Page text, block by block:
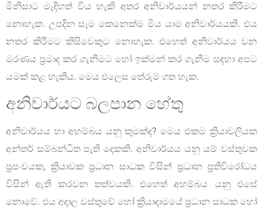
මිනිසාට මැදිහත් විය හැකි අතර අනිවාර්යයන් නතර කිරීමට
නොහැක. උපදින සෑම කෙනෙක්ම මිය යාම අනිවාර්යයකි. එය
නතර කිරීමට කිසිවෙකුට නොහැක. එහෙත් අනිවාර්යය වන
මරණය ප්‍රමාද කර ගැනීමට හෝ ඉක්මන් කර ගැනීම සඳහා අපට
යමක් කළ හැකිය. මෙය එලෙස තේරුම් ගත හැක.
අනිවාර්යට බලපාන හේතු
අනිවාර්යය හා අහම්බය යනු කුමක්ද? මෙය එකම ක්‍රියාවලියක
අන්තර් සම්බන්ධිත පැති දෙකකි. අනිවාර්යය යනු යම් වස්තුවක
ප්‍රපංචයක, ක්‍රියාවක ප්‍රධාන සාධක විසින් ප්‍රධාන ප්‍රතිවිරෝධය
විසින් ඇති කරවන තත්වයකි. එහෙත් අහම්බය යනු එසේ
නොවේ. එය අදාල වස්තුවේ හෝ ක්‍රියාදාමයේ ප්‍රධාන සාධක හෝ